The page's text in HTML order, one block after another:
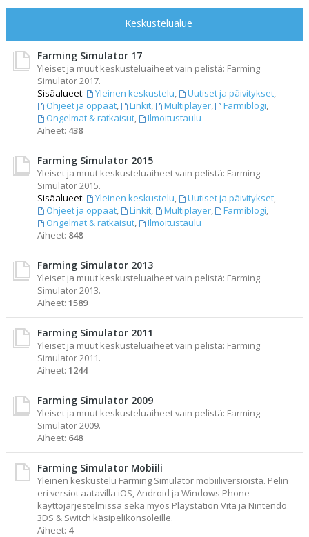
Keskustelualue
Farming Simulator 17
Yleiset ja muut keskusteluaiheet vain pelistä: Farming
Simulator 2017.
Sisäalueet:
Yleinen keskustelu, Uutiset ja päivitykset,
Ohjeet ja oppaat, Linkit, Multiplayer, Farmiblogi,
Ongelmat & ratkaisut,
Ilmoitustaulu
Aiheet: 438
Farming Simulator 2015
Yleiset ja muut keskusteluaiheet vain pelistä: Farming
Simulator 2015.
Sisäalueet:
Yleinen keskustelu, Uutiset ja päivitykset,
Ohjeet ja oppaat, Linkit, Multiplayer, Farmiblogi,
Ongelmat & ratkaisut,
Ilmoitustaulu
Aiheet: 848
Farming Simulator 2013
Yleiset ja muut keskusteluaiheet vain pelistä: Farming
Simulator 2013.
Aiheet: 1589
Farming Simulator 2011
Yleiset ja muut keskusteluaiheet vain pelistä: Farming
Simulator 2011.
Aiheet: 1244
Farming Simulator 2009
Yleiset ja muut keskusteluaiheet vain pelistä: Farming
Simulator 2009.
Aiheet: 648
Farming Simulator Mobiili
Yleinen keskustelu Farming Simulator mobiiliversioista. Pelin
eri versiot aatavilla iOS, Android ja Windows Phone
käyttöjärjestelmissä sekä myös Playstation Vita ja Nintendo
3DS & Switch käsipelikonsoleille.
Aiheet: 4